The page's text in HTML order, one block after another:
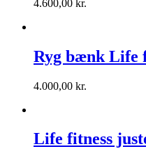
4.600,00 kr.
Ryg bænk Life
4.000,00 kr.
Life fitness